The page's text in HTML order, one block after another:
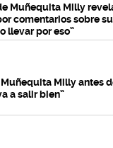
Muñequita Milly
comentarios sobre
llevar por eso”
Milly antes
a salir bien”